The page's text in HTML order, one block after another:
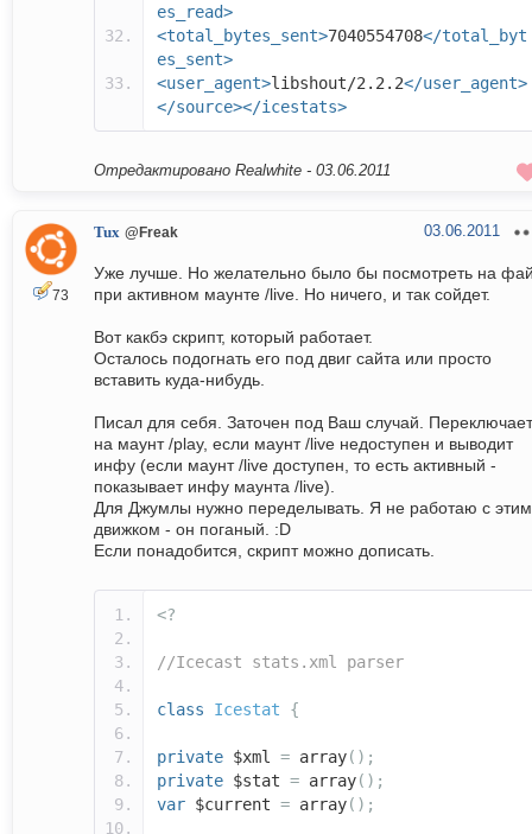
es_read>
<total_bytes_sent>7040554708</total_byt
es_sent>
<user_agent>libshout/2.2.2</user_agent>
</source></icestats>
Отредактировано Realwhite - 03.06.2011
73
Tux @Freak 03.06.2011
Уже лучше. Но желательно было бы посмотреть на
при активном маунте /live. Но ничего, и так сойдет.
Вот какбэ скрипт, который работает.
Осталось подогнать его под двиг сайта или просто
вставить куда-нибудь.
Писал для себя. Заточен под Ваш случай. Переключает
на маунт /play, если маунт /live недоступен и выводит
инфу (если маунт /live доступен, то есть активный -
показывает инфу маунта /live).
Для Джумлы нужно переделывать. Я не работаю с этим
движком - он поганый. :D
Если понадобится, скрипт можно дописать.
<?
//Icecast stats.xml parser
class Icestat {
private $xml = array();
private $stat = array();
var $current = array();